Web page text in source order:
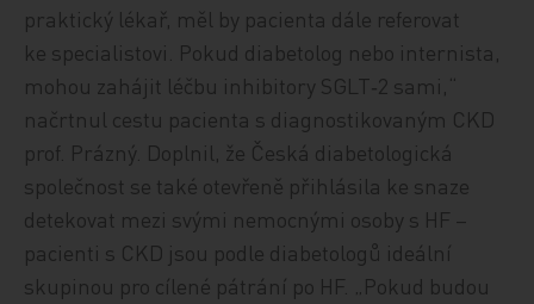
praktický lékař, měl by pacienta dále referovat
ke specialistovi. Pokud diabetolog nebo internista,
mohou zahájit léčbu inhibitory SGLT‑2 sami,“
načrtnul cestu pacienta s diagnostikovaným CKD
prof. Prázný. Doplnil, že Česká diabetologická
společnost se také otevřeně přihlásila ke snaze
detekovat mezi svými nemocnými osoby s HF –
pacienti s CKD jsou podle diabetologů ideální
skupinou pro cílené pátrání po HF. „Pokud budou